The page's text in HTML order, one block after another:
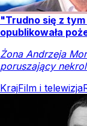
"Trudno się z
opublikowała
Żona Andrzeja
poruszający
KrajFilm i telewizja